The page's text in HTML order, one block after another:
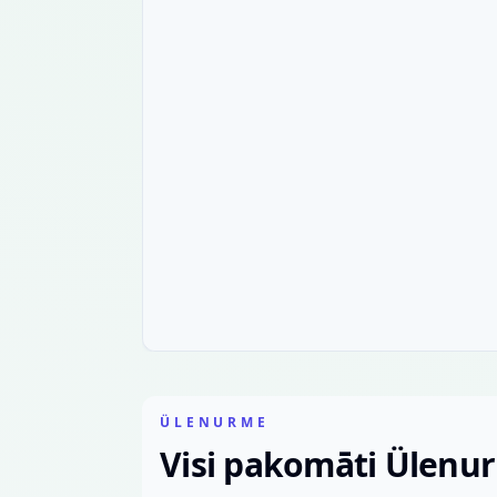
ÜLENURME
Visi pakomāti